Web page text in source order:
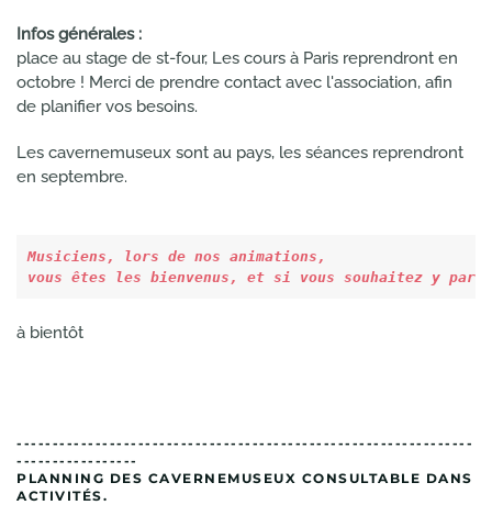
Infos générales :
place au stage de st-four, Les cours à Paris reprendront en
octobre ! Merci de prendre contact avec l'association, afin
de planifier vos besoins.
Les cavernemuseux sont au pays, les séances reprendront
en septembre.
Musiciens, lors de nos animations,
vous êtes les bienvenus, et si vous souhaitez y
à bientôt
----------------------------------------------------------------
-----------------
PLANNING DES CAVERNEMUSEUX CONSULTABLE DANS
ACTIVITÉS.